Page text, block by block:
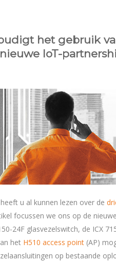
het gebruik
IoT-
u al kunnen lezen over de
focussen we ons op de
24F glasvezelswitch, de ICX
het H510 access point (AP)
op bestaande